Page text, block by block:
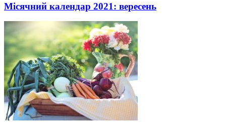
Місячний календар 2021: вересень